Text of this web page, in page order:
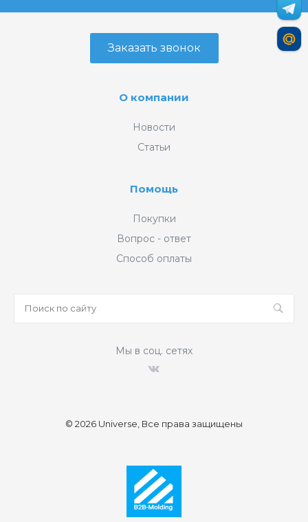
Заказать звонок
О компании
Новости
Статьи
Помощь
Покупки
Вопрос - ответ
Способ оплаты
Мы в соц. сетях
© 2026 Universe, Все права защищены